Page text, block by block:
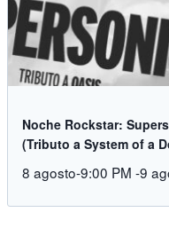
Noche Rockstar:
(Tributo a System of a
8 agosto-9:00 PM -9